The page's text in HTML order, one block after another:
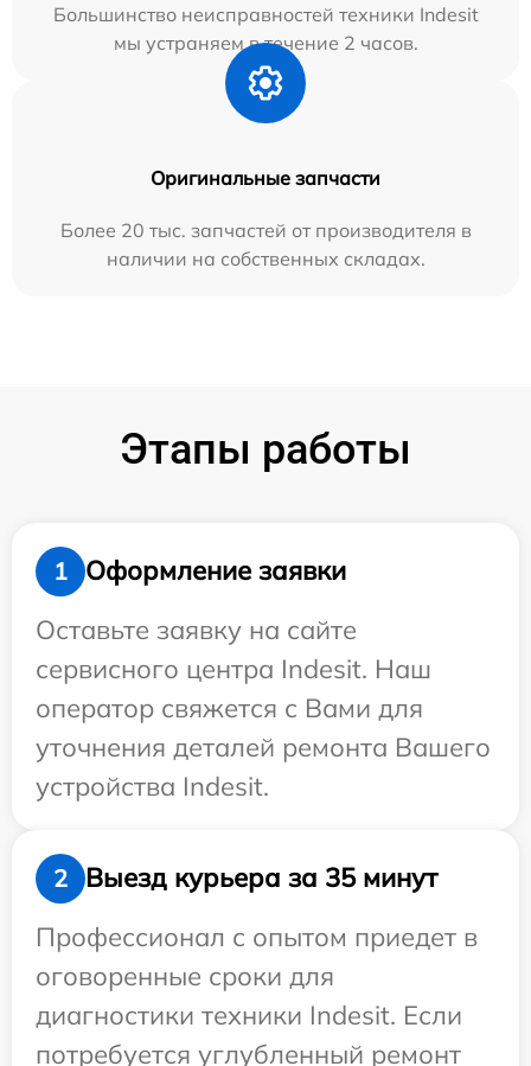
Большинство неисправностей техники Indesit
мы устраняем в течение 2 часов.
Оригинальные запчасти
Более 20 тыс. запчастей от производителя в
наличии на собственных складах.
Этапы работы
1
Оформление заявки
Оставьте заявку на сайте
сервисного центра Indesit. Наш
оператор свяжется с Вами для
уточнения деталей ремонта Вашего
устройства Indesit.
2
Выезд курьера за 35 минут
Профессионал с опытом приедет в
оговоренные сроки для
диагностики техники Indesit. Если
потребуется углубленный ремонт